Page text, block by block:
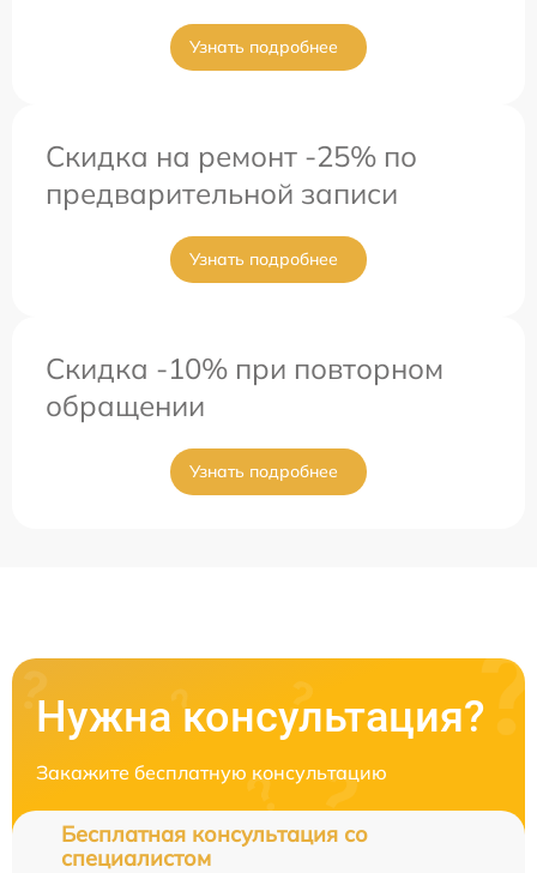
Узнать подробнее
Скидка на ремонт -25% по
предварительной записи
Узнать подробнее
Скидка -10% при повторном
обращении
Узнать подробнее
Нужна консультация?
Закажите бесплатную консультацию
Бесплатная консультация со
специалистом